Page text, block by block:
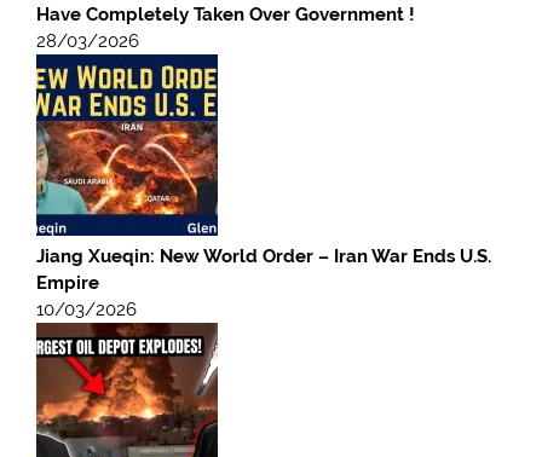
Have Completely Taken Over Government !
28/03/2026
Jiang Xueqin: New World Order – Iran War Ends U.S.
Empire
10/03/2026